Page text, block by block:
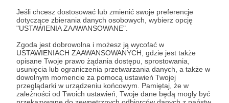
Jeśli chcesz dostosować lub zmienić swoje preferencje
dotyczące zbierania danych osobowych, wybierz opcję
"USTAWIENIA ZAAWANSOWANE".
Zgoda jest dobrowolna i możesz ją wycofać w
USTAWIENIACH ZAAWANSOWANYCH, gdzie jest także
opisane Twoje prawo żądania dostępu, sprostowania,
usunięcia lub ograniczenia przetwarzania danych, a także w
dowolnym momencie za pomocą ustawień Twojej
przeglądarki w urządzeniu końcowym. Pamiętaj, że w
zależności od Twoich ustawień, Twoje dane będą mogły być
Działam w Łodzi, gdzie prowadzę grupy wsparcia
dla mam karmiących piersią oraz służę radą przez